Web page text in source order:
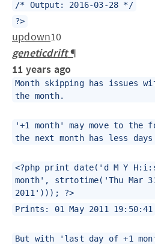
/* Output: 2016-03-28 */
?>
updown10
geneticdrift¶
11 years ago
Month skipping has issues
the month.
'+1 month' may move to the
the next month has less
<?php print date('d M Y
month', strtotime('Thu Mar
2011'))); ?>
Prints: 01 May 2011 19:50:41
But with 'last day of +1